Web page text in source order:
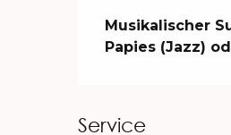
Musikalischer
Papies (Jazz)
Service